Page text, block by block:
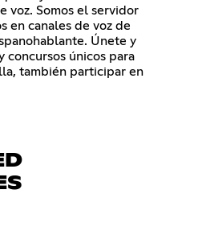
voz. Somos el servidor
en canales de voz de
Únete y
concursos únicos para
también participar en